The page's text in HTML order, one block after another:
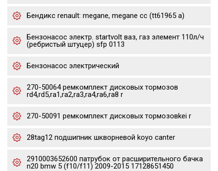
Бендикс renault: megane, megane cc (tt61965 a)
Бензонасос электр. startvolt ваз, газ элемент 110л/ч
(ребристый штуцер) sfp 0113
Бензонасос электрический
270-50064 ремкомплект дисковых тормозов
rd4,rd5,ra1,ra2,ra3,ra4,ra6,ra8 r
270-50091 ремкомплект дисковых тормозовkei r
28tag12 подшипник шкворневой koyo canter
2910003652600 патрубок от расширительного бачка
n20 bmw 5 (f10/f11) 2009-2015 17128651450